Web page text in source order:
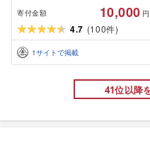
寄付金額 10,000 円
4.7 (100件)
1サイトで掲載
41位以降